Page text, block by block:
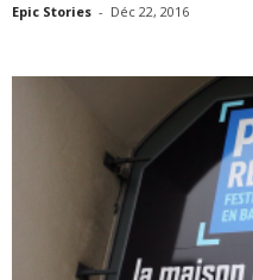
Epic Stories - Déc 22, 2016